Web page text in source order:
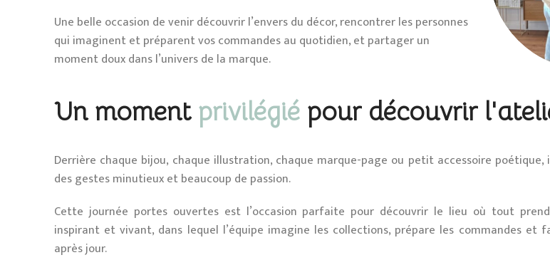
Une belle occasion de venir découvrir l’envers du décor, rencontrer les personnes
qui imaginent et préparent vos commandes au quotidien, et partager un
moment doux dans l’univers de la marque.
Un moment privilégié pour découvrir
Derrière chaque bijou, chaque illustration, chaque marque-page ou petit accessoire poétique,
des gestes minutieux et beaucoup de passion.
Cette journée portes ouvertes est l’occasion parfaite pour découvrir le lieu où tout
inspirant et vivant, dans lequel l’équipe imagine les collections, prépare les commandes et
après jour.